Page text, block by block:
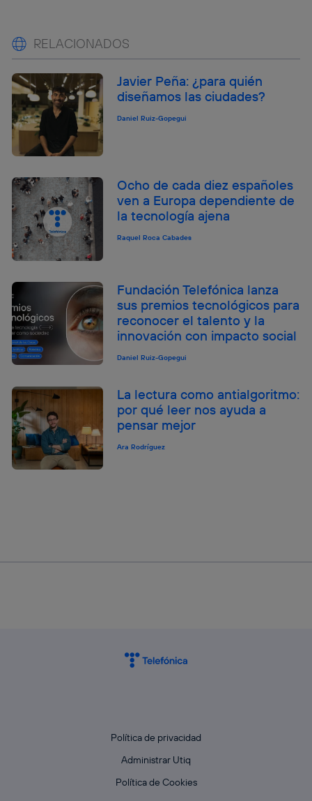
RELACIONADOS
Javier Peña: ¿para quién
diseñamos las ciudades?
Daniel Ruiz-Gopegui
Ocho de cada diez españoles
ven a Europa dependiente de
la tecnología ajena
Raquel Roca Cabades
Fundación Telefónica lanza
sus premios tecnológicos para
reconocer el talento y la
innovación con impacto social
Daniel Ruiz-Gopegui
La lectura como antialgoritmo:
por qué leer nos ayuda a
pensar mejor
Ara Rodríguez
Política de privacidad
Administrar Utiq
Política de Cookies